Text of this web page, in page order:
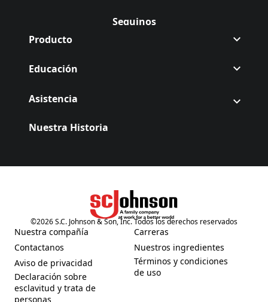
Seguinos
Follow Off on
(Opens in a new tab)
Follow Off on
(Opens in a new tab)
Producto
Educación
Asistencia
Nuestra Historia
(Opens in a new tab)
©2026S.C. Johnson & Son, Inc. Todos los derechos reservados
Nuestra compañía
(Opens in a new tab)
Contactanos
(Opens in a new tab)
Aviso de privacidad
(Opens in a new tab)
Declaración sobre
esclavitud y trata de
personas
(Opens in a new tab)
Carreras
(Opens in a new tab)
Nuestros ingredientes
(Opens in a new tab)
Términos y condiciones
de uso
(Opens in a new tab)